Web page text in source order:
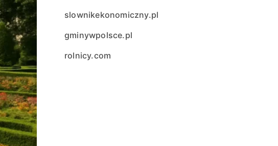
slownikekonomiczny.pl
gminywpolsce.pl
rolnicy.com